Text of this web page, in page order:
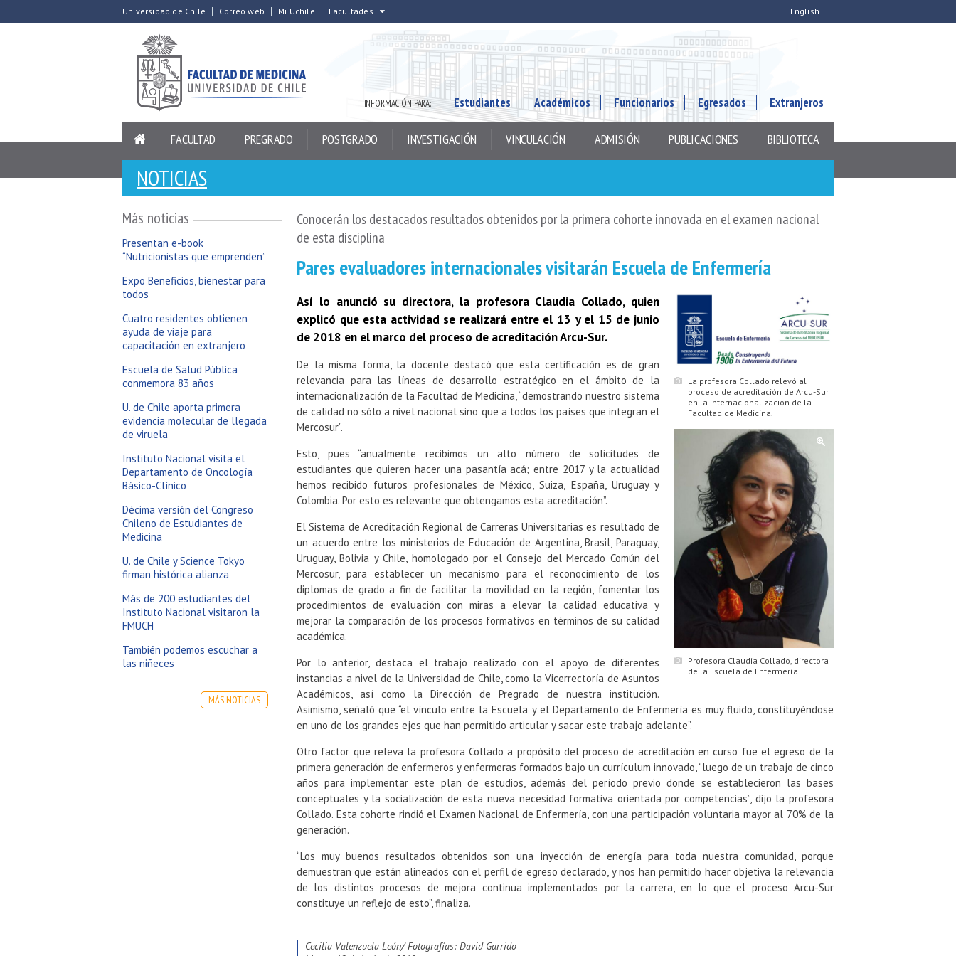
Universidad de Chile Correo web Mi Uchile Facultades English
INFORMACIÓN PARA: Estudiantes Académicos Funcionarios Egresados Extranjeros
FACULTAD PREGRADO POSTGRADO INVESTIGACIÓN VINCULACIÓN ADMISIÓN PUBLICACIONES BIBLIOTECA
NOTICIAS
Más noticias
Presentan e-book
“Nutricionistas que emprenden”
Expo Beneficios, bienestar para
todos
Cuatro residentes obtienen
ayuda de viaje para
capacitación en extranjero
Escuela de Salud Pública
conmemora 83 años
U. de Chile aporta primera
evidencia molecular de llegada
de viruela
Instituto Nacional visita el
Departamento de Oncología
Básico-Clínico
Décima versión del Congreso
Chileno de Estudiantes de
Medicina
U. de Chile y Science Tokyo
firman histórica alianza
Más de 200 estudiantes del
Instituto Nacional visitaron la
FMUCH
También podemos escuchar a
las niñeces
MÁS NOTICIAS
Conocerán los destacados resultados obtenidos por la primera cohorte innovada en el examen nacional
de esta disciplina
Pares evaluadores internacionales visitarán Escuela de Enfermería
La profesora Collado relevó al
proceso de acreditación de Arcu-Sur
en la internacionalización de la
Facultad de Medicina.
Profesora Claudia Collado, directora
de la Escuela de Enfermería
Así lo anunció su directora, la profesora Claudia Collado, quien
explicó que esta actividad se realizará entre el 13 y el 15 de junio
de 2018 en el marco del proceso de acreditación Arcu-Sur.
De la misma forma, la docente destacó que esta certificación es de gran
relevancia para las líneas de desarrollo estratégico en el ámbito de la
internacionalización de la Facultad de Medicina, “demostrando nuestro sistema
de calidad no sólo a nivel nacional sino que a todos los países que integran el
Mercosur”.
Esto, pues “anualmente recibimos un alto número de solicitudes de
estudiantes que quieren hacer una pasantía acá; entre 2017 y la actualidad
hemos recibido futuros profesionales de México, Suiza, España, Uruguay y
Colombia. Por esto es relevante que obtengamos esta acreditación”.
El Sistema de Acreditación Regional de Carreras Universitarias es resultado de
un acuerdo entre los ministerios de Educación de Argentina, Brasil, Paraguay,
Uruguay, Bolivia y Chile, homologado por el Consejo del Mercado Común del
Mercosur, para establecer un mecanismo para el reconocimiento de los
diplomas de grado a fin de facilitar la movilidad en la región, fomentar los
procedimientos de evaluación con miras a elevar la calidad educativa y
mejorar la comparación de los procesos formativos en términos de su calidad
académica.
Por lo anterior, destaca el trabajo realizado con el apoyo de diferentes
instancias a nivel de la Universidad de Chile, como la Vicerrectoría de Asuntos
Académicos, así como la Dirección de Pregrado de nuestra institución.
Asimismo, señaló que “el vínculo entre la Escuela y el Departamento de Enfermería es muy fluido, constituyéndose
en uno de los grandes ejes que han permitido articular y sacar este trabajo adelante”.
Otro factor que releva la profesora Collado a propósito del proceso de acreditación en curso fue el egreso de la
primera generación de enfermeros y enfermeras formados bajo un currículum innovado, “luego de un trabajo de cinco
años para implementar este plan de estudios, además del período previo donde se establecieron las bases
conceptuales y la socialización de esta nueva necesidad formativa orientada por competencias”, dijo la profesora
Collado. Esta cohorte rindió el Examen Nacional de Enfermería, con una participación voluntaria mayor al 70% de la
generación.
“Los muy buenos resultados obtenidos son una inyección de energía para toda nuestra comunidad, porque
demuestran que están alineados con el perfil de egreso declarado, y nos han permitido hacer objetiva la relevancia
de los distintos procesos de mejora continua implementados por la carrera, en lo que el proceso Arcu-Sur
constituye un reflejo de esto”, finaliza.
Cecilia Valenzuela León/ Fotografías: David Garrido